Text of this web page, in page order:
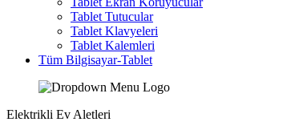
Tablet Tutucular
Tablet Klavyeleri
Tablet Kalemleri
Tüm Bilgisayar-Tablet
Elektrikli Ev Aletleri